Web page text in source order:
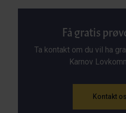
Få gratis
Ta kontakt om du vil ha
Karnov
Kontakt